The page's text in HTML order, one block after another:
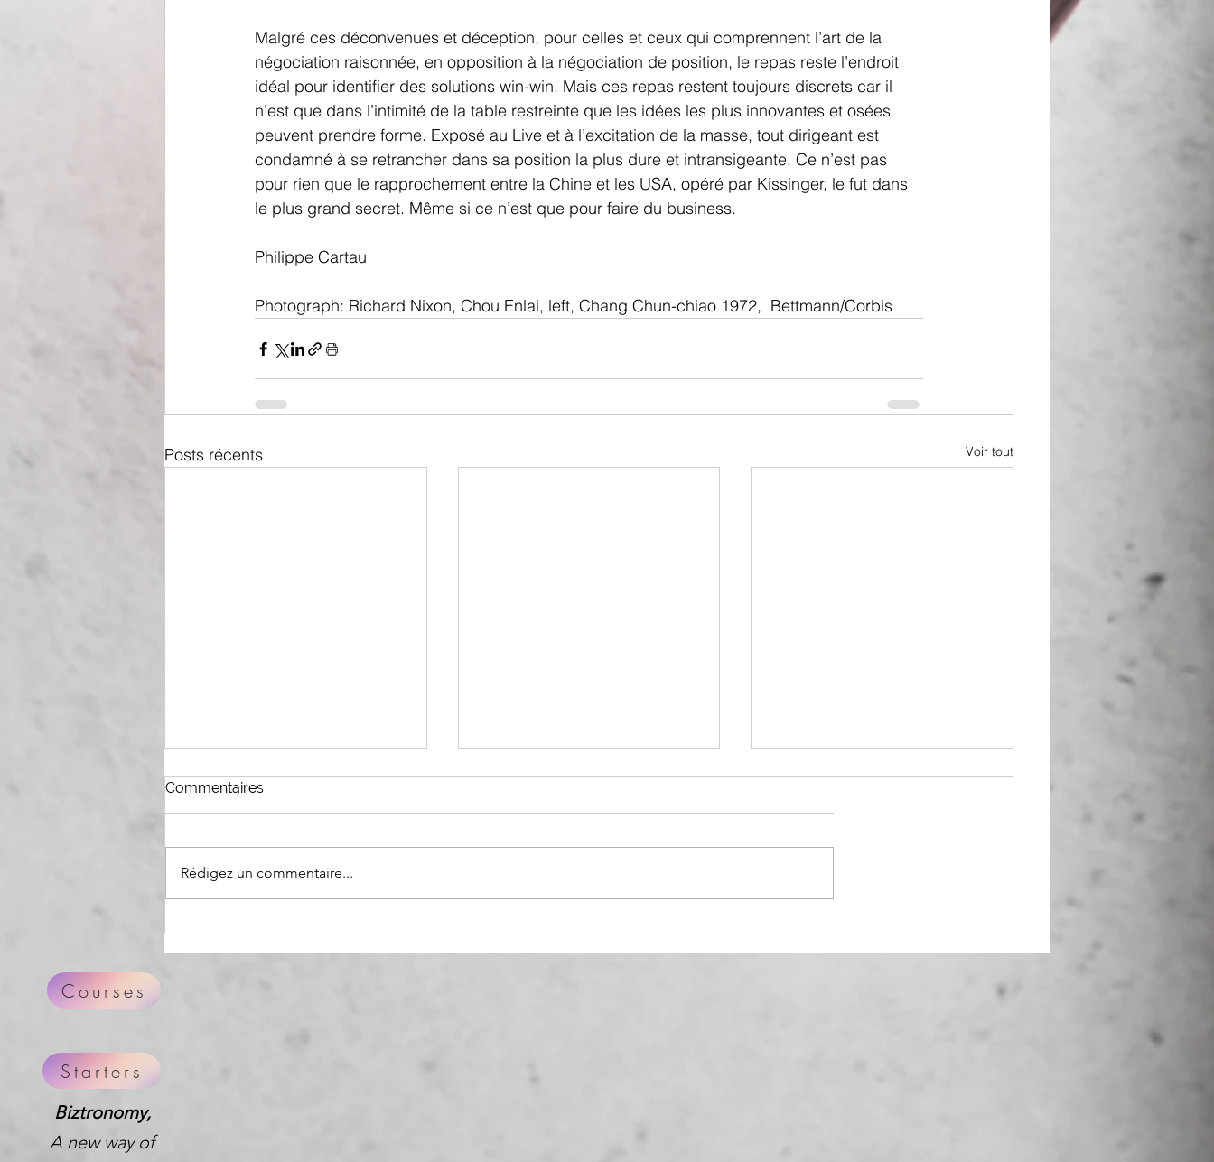
Malgré ces déconvenues et déception, pour celles et ceux qui comprennent l’art de la
négociation raisonnée, en opposition à la négociation de position, le repas reste l’endroit
idéal pour identifier des solutions win-win. Mais ces repas restent toujours discrets car il
n’est que dans l’intimité de la table restreinte que les idées les plus innovantes et osées
peuvent prendre forme. Exposé au Live et à l’excitation de la masse, tout dirigeant est
condamné à se retrancher dans sa position la plus dure et intransigeante. Ce n’est pas
pour rien que le rapprochement entre la Chine et les USA, opéré par Kissinger, le fut dans
le plus grand secret. Même si ce n’est que pour faire du business.
Philippe Cartau
Photograph: Richard Nixon, Chou Enlai, left, Chang Chun-chiao 1972,  Bettmann/Corbis
Posts récents Voir tout
Anisette de Bordeaux
Commentaires
Rédigez un commentaire...
Courses
Starters
Biztronomy,
A new way of